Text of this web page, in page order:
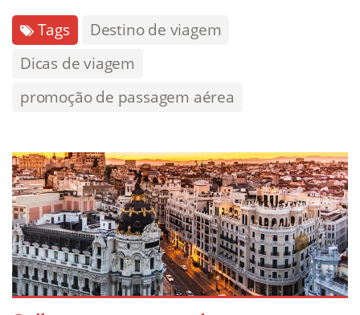
Tags
Destino de viagem
Dicas de viagem
promoção de passagem aérea